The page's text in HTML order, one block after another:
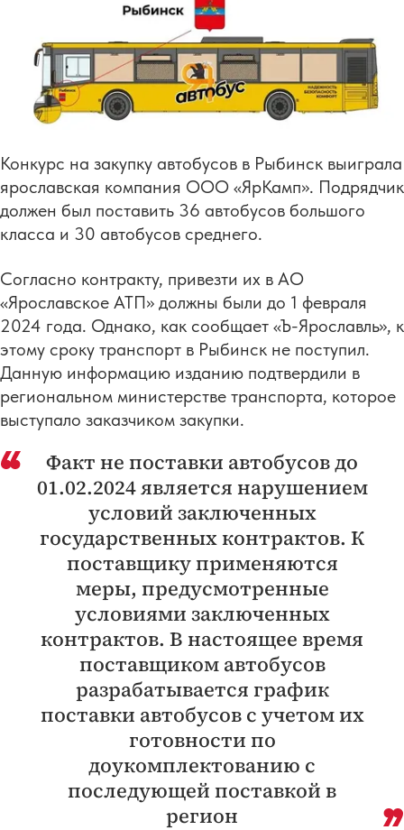
Конкурс на закупку автобусов в Рыбинск выиграла
ярославская компания ООО «ЯрКамп». Подрядчик
должен был поставить 36 автобусов большого
класса и 30 автобусов среднего.
Согласно контракту, привезти их в АО
«Ярославское АТП» должны были до 1 февраля
2024 года. Однако, как сообщает «Ъ-Ярославль», к
этому сроку транспорт в Рыбинск не поступил.
Данную информацию изданию подтвердили в
региональном министерстве транспорта, которое
выступало заказчиком закупки.
Факт не поставки автобусов до
01.02.2024 является нарушением
условий заключенных
государственных контрактов. К
поставщику применяются
меры, предусмотренные
условиями заключенных
контрактов. В настоящее время
поставщиком автобусов
разрабатывается график
поставки автобусов с учетом их
готовности по
доукомплектованию с
последующей поставкой в
регион